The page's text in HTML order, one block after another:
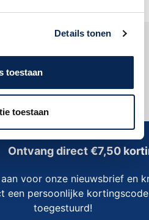
Details tonen
toestaan
toestaan
21% BTW, tenzij anders
Ontvang direct €7,50
voor onze nieuwsbrief en
een persoonlijke kortingscode
toegestuurd!